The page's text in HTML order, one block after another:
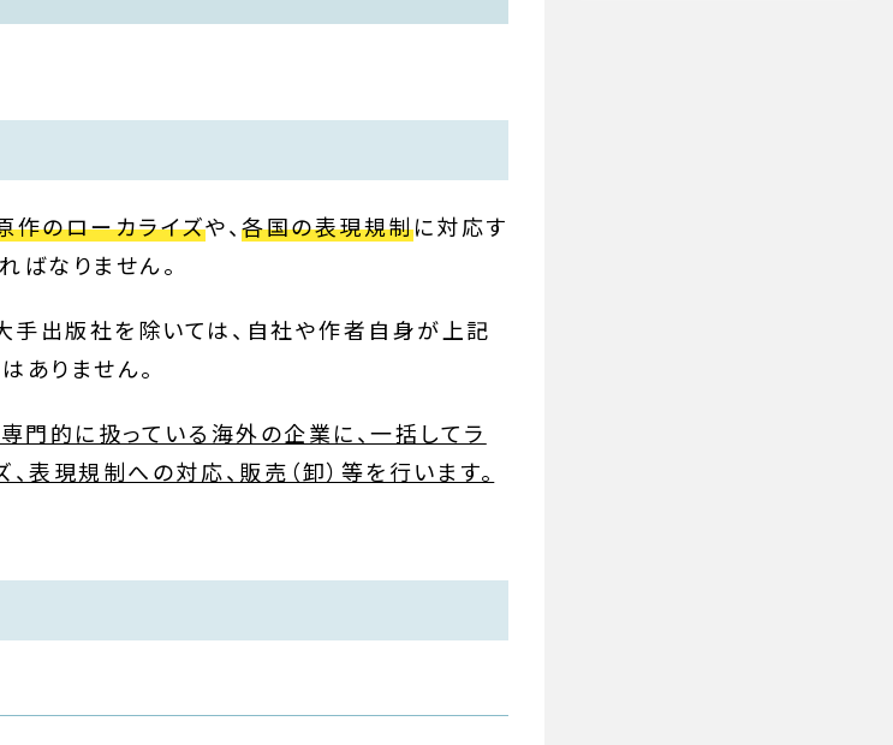
作のローカライズや、各国の表現規制に対応す
ばなりません。
出版社を除いては、自社や作者自身が上記
ありません。
門的に扱っている海外の企業に、一括してラ
表現規制への対応、販売（卸）等を行います。